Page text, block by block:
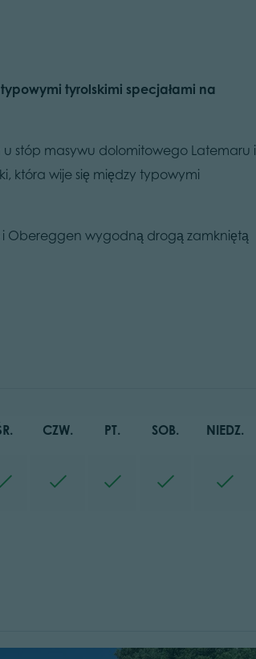
tyrolskimi specjałami na
u stóp masywu dolomitowego Latemaru i
która wije się między typowymi
i Obereggen wygodną drogą zamkniętą
CZW. PT. SOB. NIEDZ.